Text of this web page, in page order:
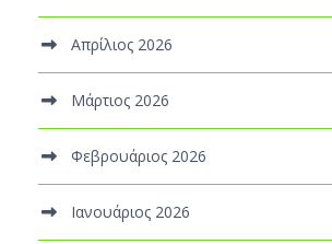
Απρίλιος 2026
Μάρτιος 2026
Φεβρουάριος 2026
Ιανουάριος 2026